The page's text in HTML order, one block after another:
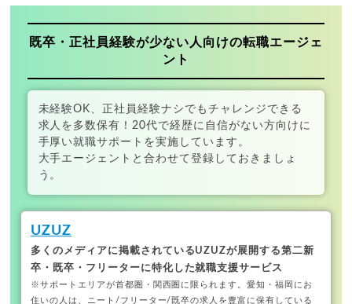
既卒・正社員経験が少ない人向けの転職エージェ
ント
未経験OK、正社員経験ナシでもチャレンジできる
求人を多数保有！20代で経歴に自信がない方向けに
手厚い就職サポートを実施しています。
大手エージェントと合わせて登録しておきましょ
う。
UZUZ
多くのメディアに掲載されているUZUZが展開する第二新
卒・既卒・フリーターに特化した就職支援サービス
※サポートエリアが首都圏・関西圏に限られます。愛知・福岡にお
住いの人は、ニート/フリーター/既卒の求人を豊富に保有している